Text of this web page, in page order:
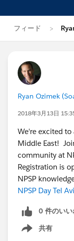
フィード
Ryan Ozimek
2018年3月13日
We're excited
Middle East!
community at
Registration is
NPSP
NPSP Day Tel
0 件のいい
共有
Show menu